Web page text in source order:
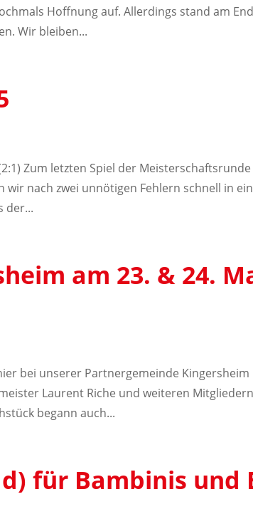
Hoffnung auf. Allerdings stand am
Wir bleiben...
Zum letzten Spiel der Meisterschaftsrunde
wir nach zwei unnötigen Fehlern schnell in
der...
am 23. & 24.
bei unserer Partnergemeinde Kingersheim
Laurent Riche und weiteren
begann auch...
für Bambinis und